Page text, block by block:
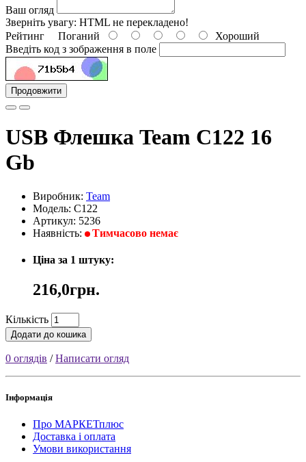
Ваш огляд
Зверніть увагу: HTML не перекладено!
Рейтинг Поганий
Хороший
Введіть код з зображення в поле
Продовжити
USB Флешка Team C122 16
Gb
Виробник: Team
Модель: C122
Артикул: 5236
Наявність:
Тимчасово немає
Ціна за 1 штуку:
216,0грн.
Кількість
Додати до кошика
0 оглядів /Написати огляд
Інформація
Про МАРКЕТплюс
Доставка і оплата
Умови використання